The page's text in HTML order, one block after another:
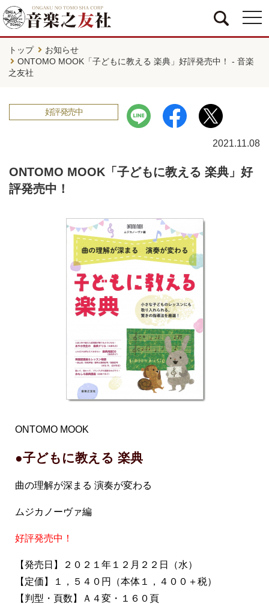
トップ
お知らせ
ONTOMO MOOK「子どもに教える 楽典」好評発売中！ - 音楽
之友社
好評発売中
2021.11.08
ONTOMO MOOK「子どもに教える 楽典」好
評発売中！
ONTOMO MOOK
●子どもに教える 楽典
曲の理解が深まる 演奏が変わる
ムジカノーヴァ編
好評発売中！
【発売日】２０２１年１２月２２日（水）
【定価】１，５４０円（本体１，４００＋税）
【判型・頁数】Ａ４変・１６０頁